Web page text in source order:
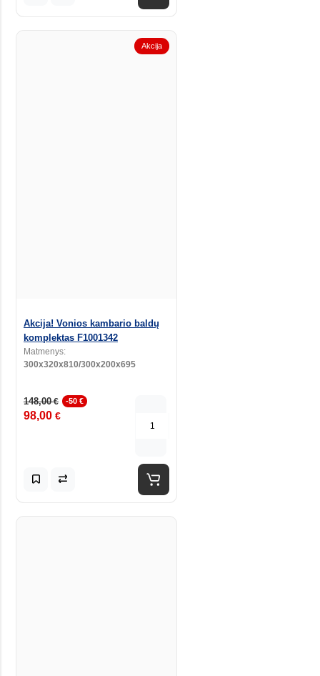
Akcija
Akcija! Vonios kambario baldų
komplektas F1001342
Matmenys:
300x320x810/300x200x695
148,00€ -50 €
98,00 €